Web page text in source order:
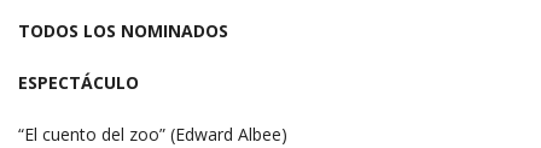
TODOS LOS NOMINADOS
ESPECTÁCULO
“El cuento del zoo” (Edward Albee)